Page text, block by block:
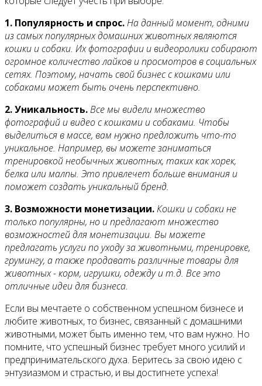
1. Популярность и спрос.На данный момент, одними
из самых популярных домашних животных являются
кошки и собаки. Их фотографии и видеоролики собирают
огромное количество лайков и просмотров в социальных
сетях. Поэтому, начать свой бизнес с кошками или
собаками может быть очень перспективно.
2. Уникальность.Все мы видели множество
фотографий и видео с кошками и собаками. Чтобы
выделиться в массе, вам нужно предложить что-то
уникальное. Например, вы можете заниматься
тренировкой необычных животных, таких как хорек,
белка или малпы. Это привлечет больше внимания и
поможет создать уникальный бренд.
3. Возможности монетизации.Кошки и собаки не
только популярны, но и предлагают множество
возможностей для монетизации. Вы можете
предлагать услуги по уходу за животными, тренировке,
грумингу, а также продавать различные товары для
животных - корм, игрушки, одежду и т.д. Все это
отличные идеи для бизнеса.
Если вы мечтаете о собственном успешном бизнесе и
любите животных, то бизнес, связанный с домашними
животными, может быть именно тем, что вам нужно. Но
помните, что успешный бизнес требует много усилий и
предпринимательского духа. Беритесь за свою идею с
энтузиазмом и страстью, и вы достигнете успеха!